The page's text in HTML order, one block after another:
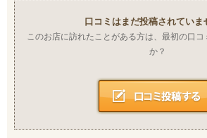
口コミはまだ投稿されていま
このお店に訪れたことがある方は、最初の口
か？